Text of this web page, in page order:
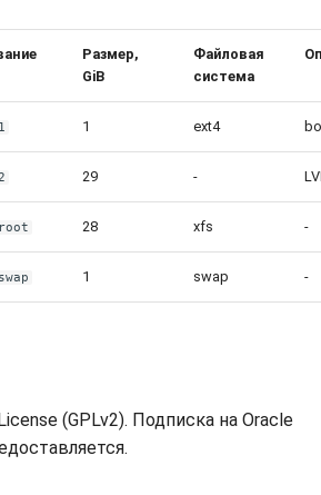
Размер,
GiB
Файловая
система
1 ext4
29 -
28 xfs -
1 swap -
(GPLv2). Подписка на Oracle